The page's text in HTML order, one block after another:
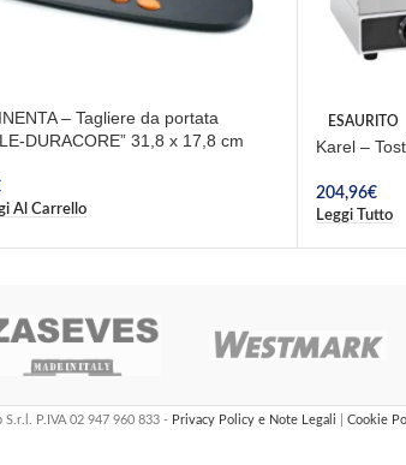
– Tagliere da portata
DURACORE” 31,8 x 17,8 cm
Al Carrello
ESAURITO
Karel –
204,96€
Leggi Tutto
P.IVA 02 947 960 833 - Privacy Policy e Note Legali Cookie